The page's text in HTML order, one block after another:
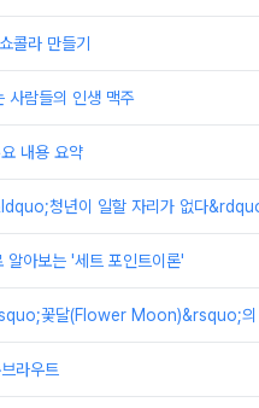
콜라 만들기
사람들의 인생 맥주
내용 요약
청년이 일할 자리가 없다
아보는 '세트 포인트이론'
꽃달(Flower Moon)&rsquo;의
라우트